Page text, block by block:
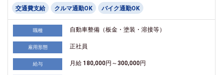
交通費支給 クルマ通勤OK バイク通勤OK
職種 自動車整備（板金・塗装・溶接等）
雇用形態 正社員
給与 月給 180,000円～300,000円